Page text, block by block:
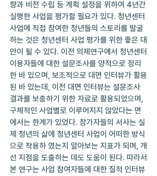
향과 비전 수립 등 계획 설정을 위하여 4년간
실행한 사업을 평가할 필요가 있다. 청년센터
사업에 직접 참여한 청년들의 스토리를 발굴
하는 것은 청년센터 사업 평가를 위한 좋은 대
안이 될 수 있다. 이전 의제연구에서 청년센터
이용자들에 대한 설문조사를 양적으로 정리
한 바 있으며, 보조적으로 대면 인터뷰가 활용
된 바 있는데, 이전 대면 인터뷰는 설문조사
결과를 보충하기 위한 자료로 활용되었으며,
구체적인 사업별로 이루어지지 않았다는 면
에서는 한계가 있었다. 참가자들의 서사는 실
제 청년의 삶에 청년센터 사업이 어떠한 방식
으로 작용하 였는지 알아보는 지표가 되며, 개
선 지점을 도출하는 데도 도움이 된다. 따라서
본 연구는 사업 참여자들에 대한 질적 인터뷰